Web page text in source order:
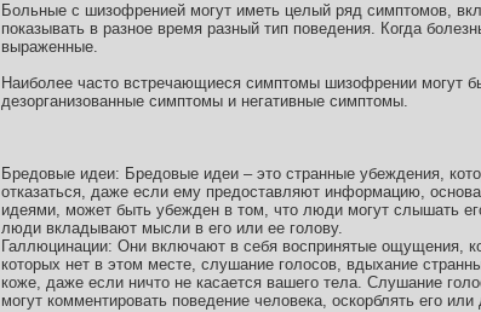
Больные с шизофренией могут иметь целый ряд симптомов,
показывать в разное время разный тип поведения. Когда
выраженные.
Наиболее часто встречающиеся симптомы шизофрении могут
дезорганизованные симптомы и негативные симптомы.
Бредовые идеи: Бредовые идеи – это странные убеждения,
отказаться, даже если ему предоставляют информацию,
идеями, может быть убежден в том, что люди могут слышать
люди вкладывают мысли в его или ее голову.
Галлюцинации: Они включают в себя воспринятые ощущения,
которых нет в этом месте, слушание голосов, вдыхание
коже, даже если ничто не касается вашего тела. Слушание
могут комментировать поведение человека, оскорблять его